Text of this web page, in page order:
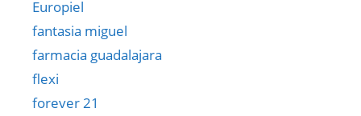
Europiel
fantasia miguel
farmacia guadalajara
flexi
forever 21